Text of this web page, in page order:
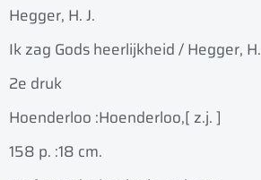
Hegger, H. J.
Ik zag Gods heerlijkheid / Hegger, H.
2e druk
Hoenderloo :Hoenderloo,[ z.j. ]
158 p. :18 cm.